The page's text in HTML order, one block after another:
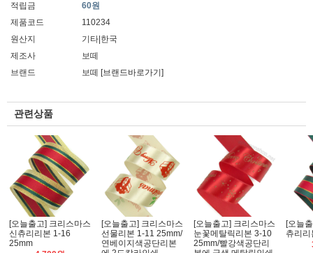
적립금
60원
제품코드
110234
원산지
기타|한국
제조사
보떼
브랜드
보떼 [브랜드바로가기]
관련상품
[오늘출고] 크리스마스
신츄리리본 1-16
25mm
[오늘출고] 크리스마스
선물리본 1-11 25mm/
연베이지색공단리본
[오늘출고] 크리스마스
눈꽃메탈릭리본 3-10
25mm/빨강색공단리
[오늘
츄리